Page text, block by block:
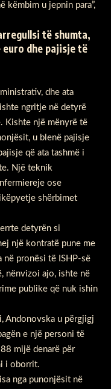
këmbim u jepnin para”,
të shumta,
euro dhe pajisje të
dhe ata
ngritje në detyrë
Kishte një mënyrë të
u blenë pajisje
që ata tashmë i
Një teknik
ose
shërbimet
detyrën si
një kontratë pune me
në pronësi të ISHP-së
nënvizoi ajo, ishte në
publike që nuk ishin
Andonovska u përgjigj
e një personi të
mijë denarë për
i oborrit.
nga punonjësit në